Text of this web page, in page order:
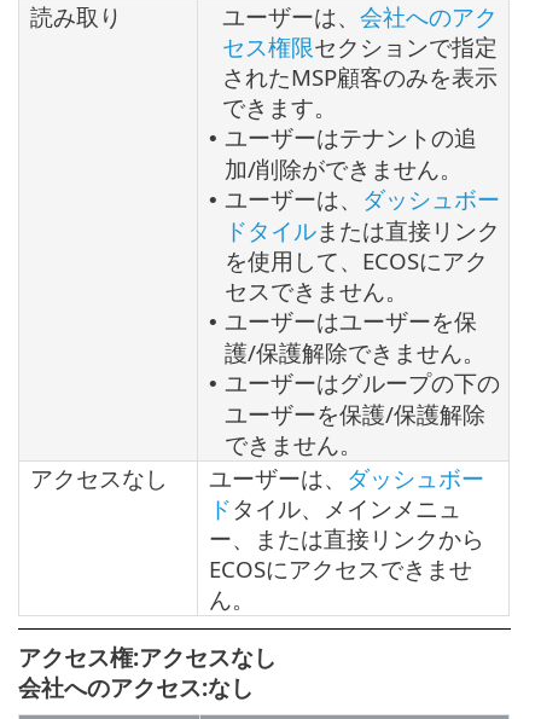
読み取り
ユーザーは、 会社へのアク
セス権限セクションで指定
されたMSP顧客のみを表示
できます。
• ユーザーはテナントの追
加/削除ができません。
• ユーザーは、 ダッシュボー
ドタイルまたは直接リンク
を使用して、ECOSにアク
セスできません。
• ユーザーはユーザーを保
護/保護解除できません。
• ユーザーはグループの下の
ユーザーを保護/保護解除
できません。
アクセスなし
ユーザーは、 ダッシュボー
ドタイル、メインメニュ
ー、または直接リンクから
ECOSにアクセスできませ
ん。
アクセス権:アクセスなし
会社へのアクセス:なし